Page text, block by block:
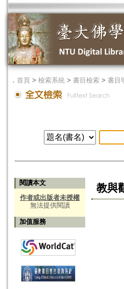
． 首頁 > 檢索系統 > 書目檢索 > 書目
閱讀本文
作者或出版者未授權
無法提供閱讀
加值服務
教與